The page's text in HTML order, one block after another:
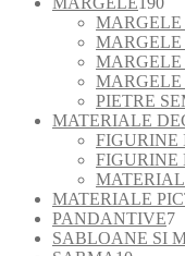
de
MARGELE
MARGELE
MARGELE
PIETRE
MATERIALE
FIGURINE
FIGURINE
MATERIALE
PANDANTIVE77
SABLOANE SI